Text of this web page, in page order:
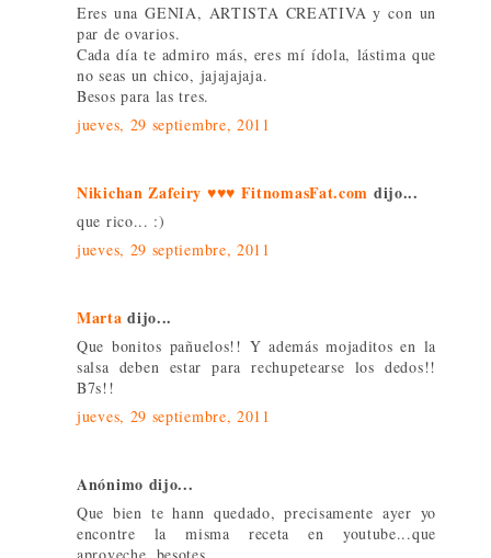
Eres una GENIA, ARTISTA CREATIVA y con un
par de ovarios.
Cada día te admiro más, eres mí ídola, lástima que
no seas un chico, jajajajaja.
Besos para las tres.
jueves, 29 septiembre, 2011
Nikichan Zafeiry ♥♥♥ FitnomasFat.com dijo...
que rico... :)
jueves, 29 septiembre, 2011
Marta dijo...
Que bonitos pañuelos!! Y además mojaditos en la
salsa deben estar para rechupetearse los dedos!!
B7s!!
jueves, 29 septiembre, 2011
Anónimo dijo...
Que bien te hann quedado, precisamente ayer yo
encontre la misma receta en youtube...que